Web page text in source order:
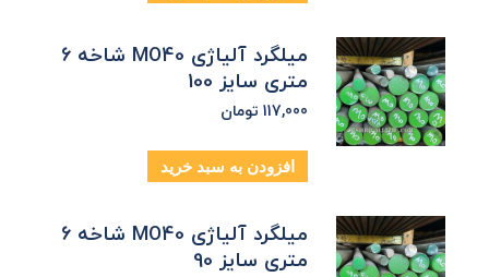
میلگرد آلیاژی MO40 شاخه 6
متری سایز 100
117,000 تومان
افزودن به سبد خرید
میلگرد آلیاژی MO40 شاخه 6
متری سایز 90